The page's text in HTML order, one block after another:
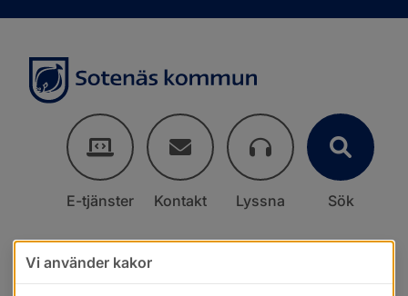
E-tjänster Kontakt Lyssna Sök
Vi använder kakor